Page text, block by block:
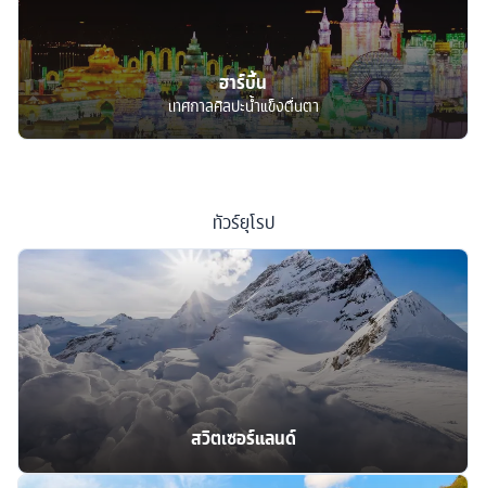
ฮาร์บิ้น
เทศกาลศิลปะน้ำแข็งตื่นตา
ทัวร์ยุโรป
สวิตเซอร์แลนด์